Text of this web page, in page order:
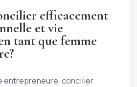
efficacement
et vie
tant que femme
entrepreneure, concilier